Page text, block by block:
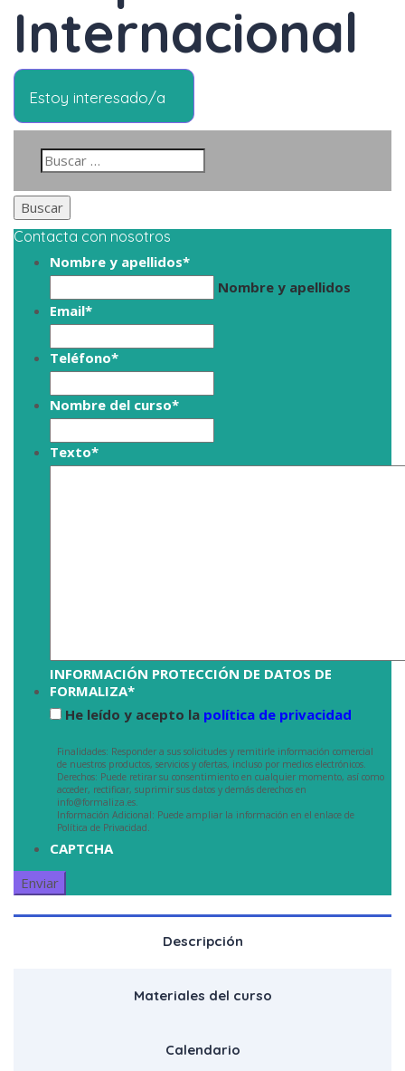
Internacional
Estoy interesado/a
Contacta con nosotros
Nombre y apellidos*
Nombre y apellidos
Email*
Teléfono*
Nombre del curso*
Texto*
INFORMACIÓN PROTECCIÓN DE DATOS DE
FORMALIZA*
He leído y acepto la política de privacidad
Finalidades: Responder a sus solicitudes y remitirle información comercial
de nuestros productos, servicios y ofertas, incluso por medios electrónicos.
Derechos: Puede retirar su consentimiento en cualquier momento, así como
acceder, rectificar, suprimir sus datos y demás derechos en
info@formaliza.es.
Información Adicional: Puede ampliar la información en el enlace de
Política de Privacidad.
CAPTCHA
Descripción
Materiales del curso
Calendario